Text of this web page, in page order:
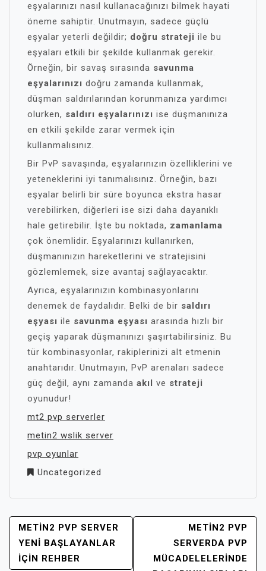
eşyalarınızı nasıl kullanacağınızı bilmek hayati
öneme sahiptir. Unutmayın, sadece güçlü
eşyalar yeterli değildir; doğru strateji ile bu
eşyaları etkili bir şekilde kullanmak gerekir.
Örneğin, bir savaş sırasında savunma
eşyalarınızı doğru zamanda kullanmak,
düşman saldırılarından korunmanıza yardımcı
olurken, saldırı eşyalarınızı ise düşmanınıza
en etkili şekilde zarar vermek için
kullanmalısınız.
Bir PvP savaşında, eşyalarınızın özelliklerini ve
yeteneklerini iyi tanımalısınız. Örneğin, bazı
eşyalar belirli bir süre boyunca ekstra hasar
verebilirken, diğerleri ise sizi daha dayanıklı
hale getirebilir. İşte bu noktada, zamanlama
çok önemlidir. Eşyalarınızı kullanırken,
düşmanınızın hareketlerini ve stratejisini
gözlemlemek, size avantaj sağlayacaktır.
Ayrıca, eşyalarınızın kombinasyonlarını
denemek de faydalıdır. Belki de bir saldırı
eşyası ile savunma eşyası arasında hızlı bir
geçiş yaparak düşmanınızı şaşırtabilirsiniz. Bu
tür kombinasyonlar, rakiplerinizi alt etmenin
anahtarıdır. Unutmayın, PvP arenaları sadece
güç değil, aynı zamanda akıl ve strateji
oyunudur!
mt2 pvp serverler
metin2 wslik server
pvp oyunlar
Uncategorized
YAZI
GEZINMESI
METIN2 PVP SERVER
YENI BAŞLAYANLAR
İÇIN REHBER
METIN2 PVP
SERVERDA PVP
MÜCADELELERINDE